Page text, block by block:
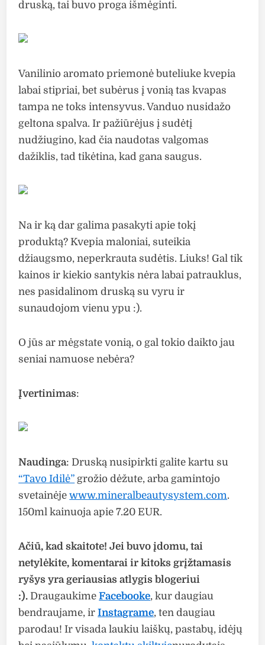
druską, tai buvo proga išmėginti.
Vanilinio aromato priemonė buteliuke kvepia
labai stipriai, bet subėrus į vonią tas kvapas
tampa ne toks intensyvus. Vanduo nusidažo
geltona spalva. Ir pažiūrėjus į sudėtį
nudžiugino, kad čia naudotas valgomas
dažiklis, tad tikėtina, kad gana saugus.
Na ir ką dar galima pasakyti apie tokį
produktą? Kvepia maloniai, suteikia
džiaugsmo, neperkrauta sudėtis. Liuks! Gal tik
kainos ir kiekio santykis nėra labai patrauklus,
nes pasidalinom druską su vyru ir
sunaudojom vienu ypu :).
O jūs ar mėgstate vonią, o gal tokio daikto jau
seniai namuose nebėra?
Įvertinimas:
Naudinga: Druską nusipirkti galite kartu su
“Tavo Idilė” grožio dėžute, arba gamintojo
svetainėjewww.mineralbeautysystem.com.
150ml kainuoja apie 7.20 EUR.
Ačiū, kad skaitote! Jei buvo įdomu, tai
netylėkite, komentarai ir kitoks grįžtamasis
ryšys yra geriausias atlygis blogeriui
:). DraugaukimeFacebooke, kur daugiau
bendraujame, irInstagrame, ten daugiau
parodau! Ir visada laukiu laiškų, pastabų, idėjų